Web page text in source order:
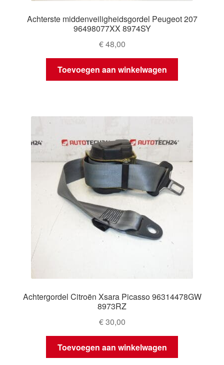
Achterste middenveiligheidsgordel Peugeot 207
96498077XX 8974SY
€48,00
Toevoegen aan winkelwagen
Achtergordel Citroën Xsara Picasso 96314478GW
8973RZ
€30,00
Toevoegen aan winkelwagen